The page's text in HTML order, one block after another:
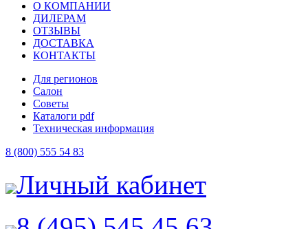
О КОМПАНИИ
ДИЛЕРАМ
ОТЗЫВЫ
ДОСТАВКА
КОНТАКТЫ
Для регионов
Салон
Советы
Каталоги pdf
Техническая информация
8 (800) 555 54 83
Личный кабинет